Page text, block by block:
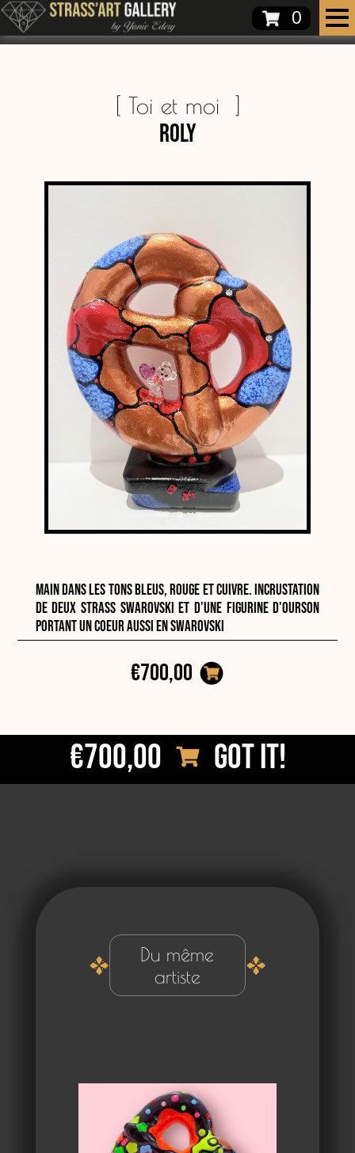
0
[Toi et moi ]
Roly
main dans les tons bleus, rouge et cuivre. Incrustation
de deux strass Swarovski et d'une figurine d'ourson
portant un coeur aussi en Swarovski
€700,00
€700,00 Got it!
Du même
artiste